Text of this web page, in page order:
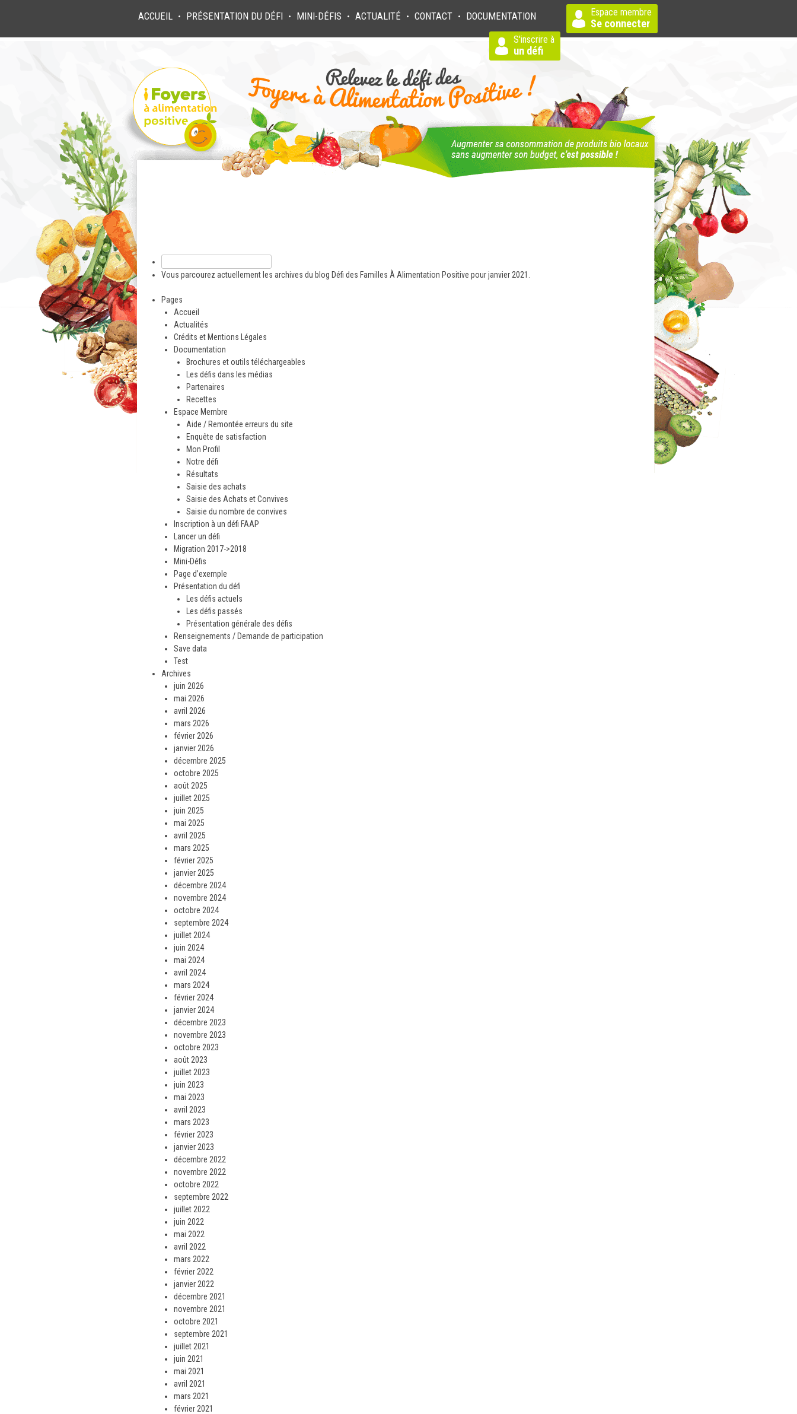
ACCUEIL ● PRÉSENTATION DU DÉFI ● MINI-DÉFIS ● ACTUALITÉ ● CONTACT ● DOCUMENTATION Espace membre
Se connecter
S'inscrire à
un défi
Vous parcourez actuellement les archives du blog Défi des Familles À Alimentation Positive pour janvier 2021.
Pages
Accueil
Actualités
Crédits et Mentions Légales
Documentation
Brochures et outils téléchargeables
Les défis dans les médias
Partenaires
Recettes
Espace Membre
Aide / Remontée erreurs du site
Enquête de satisfaction
Mon Profil
Notre défi
Résultats
Saisie des achats
Saisie des Achats et Convives
Saisie du nombre de convives
Inscription à un défi FAAP
Lancer un défi
Migration 2017->2018
Mini-Défis
Page d’exemple
Présentation du défi
Les défis actuels
Les défis passés
Présentation générale des défis
Renseignements / Demande de participation
Save data
Test
Archives
juin 2026
mai 2026
avril 2026
mars 2026
février 2026
janvier 2026
décembre 2025
octobre 2025
août 2025
juillet 2025
juin 2025
mai 2025
avril 2025
mars 2025
février 2025
janvier 2025
décembre 2024
novembre 2024
octobre 2024
septembre 2024
juillet 2024
juin 2024
mai 2024
avril 2024
mars 2024
février 2024
janvier 2024
décembre 2023
novembre 2023
octobre 2023
août 2023
juillet 2023
juin 2023
mai 2023
avril 2023
mars 2023
février 2023
janvier 2023
décembre 2022
novembre 2022
octobre 2022
septembre 2022
juillet 2022
juin 2022
mai 2022
avril 2022
mars 2022
février 2022
janvier 2022
décembre 2021
novembre 2021
octobre 2021
septembre 2021
juillet 2021
juin 2021
mai 2021
avril 2021
mars 2021
février 2021